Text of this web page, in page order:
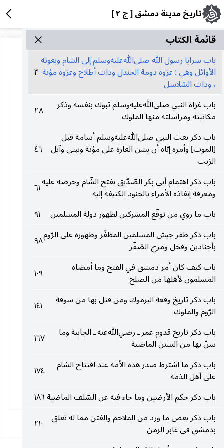
تاريخ مدينة دمشق [ ج ٢ ]
قائمة الکتاب
باب سرايا رسول الله صلى‌الله‌عليه‌وسلم إلى الشام وبعوثه
الأوائل وهي : غزوة دومة الجندل وذات أطلاح وغزوة مؤتة
، وذات السّلاسل
٣
باب غزاة النبي صلى‌الله‌عليه‌وسلم تبوك بنفسه وذكر
مكاتبته ومراسلته منها الملوك
٢٨
باب ذكر بعث النبي صلى‌الله‌عليه‌وسلم أسامة قبل
[الموت] وأمره إيّاه أن يشن الغارة على مؤتة ويبنى وآبل
الزيت
٤٦
باب ذكر اهتمام أبي بكر الصّدّيق بفتح الشّام وحرصه عليه
ومعرفة إنفاذه الأمراء بالجنود الكثيفة إليه
٦١
باب ما روي من توقّع المشركين لظهور دولة المسلمين
٩١
باب ذكر ظفر جيش المسلمين المظفّر وظهوره على الرّوم
بأجنادين وفخل ومرج الصّفّر
٩٨
باب كيف كان أمر دمشق في الفتح وما أمضاه
المسلمون لأهلها من الصلح
١٠٩
باب ذكر تاريخ وقعة اليرموك ومن قتل بها من سوقة
الرّوم والملوك
١٤١
باب ذكر تاريخ قدوم عمر ـ رضي‌الله‌عنه ـ الجابية وما
سنّ بها من السنن الماضية
١٦٧
باب ذكر ما اشترط صدر هذه الأمة عند افتتاح الشام
على أهل الذمة
١٧٤
باب ذكر حكم الأرضين وما جاء فيه عن السّلف الماضية١٨٦
باب ذكر بعض ما ورد من الملاحم والفتن مما له تعلق
بدمشق في غابر الزمن
٢١٠
١